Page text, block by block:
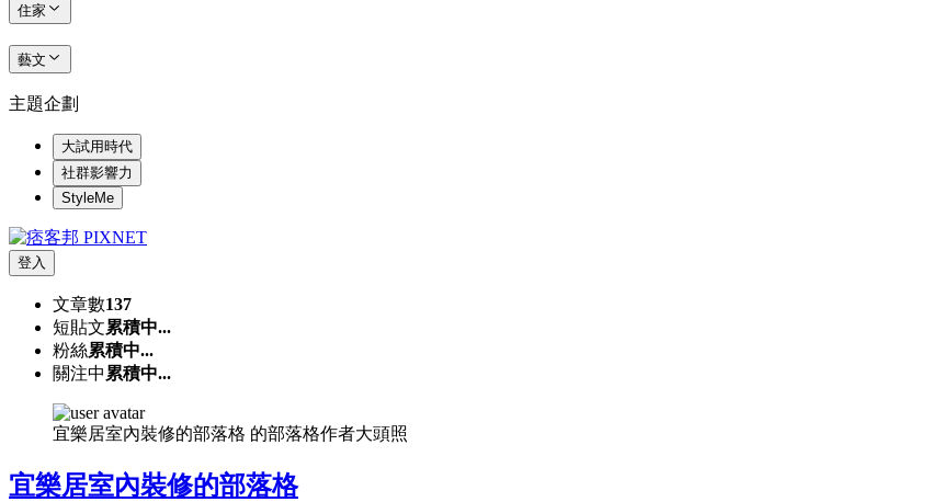
住家
藝文
主題企劃
大試用時代
社群影響力
StyleMe
登入
文章數137
短貼文累積中...
粉絲累積中...
關注中 累積中...
宜樂居室內裝修的部落格 的部落格作者大頭照
宜樂居室內裝修的部落格